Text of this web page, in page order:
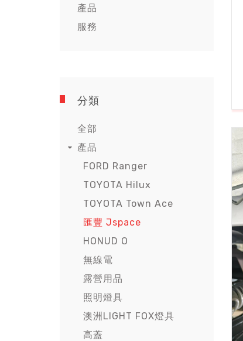
產品
服務
分類
全部
產品
FORD Ranger
TOYOTA Hilux
TOYOTA Town Ace
匯豐 Jspace
HONUD O
無線電
露營用品
照明燈具
澳洲LIGHT FOX燈具
高蓋